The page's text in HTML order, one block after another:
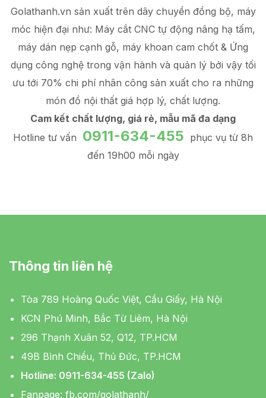
Golathanh.vn sản xuất trên dây chuyền đồng bộ, máy
móc hiện đại như: Máy cắt CNC tự động nâng hạ tấm,
máy dán nẹp cạnh gỗ, máy khoan cam chốt & Ứng
dụng công nghệ trong vận hành và quản lý bởi vậy tối
ưu tới 70% chi phí nhân công sản xuất cho ra những
món đồ nội thất giá hợp lý, chất lượng.
Cam kết chất lượng, giá rẻ, mẫu mã đa dạng
Hotline tư vấn 0911-634-455 phục vụ từ 8h
đến 19h00 mỗi ngày
Thông tin liên hệ
Tòa 789 Hoàng Quốc Việt, Cầu Giấy, Hà Nội
KCN Phú Minh, Bắc Từ Liêm, Hà Nội
296 Thạnh Xuân 52, Q12, TP.HCM
49B Bình Chiểu, Thủ Đức, TP.HCM
Hotline: 0911-634-455 (Zalo)
Fanpage: fb.com/golathanh/